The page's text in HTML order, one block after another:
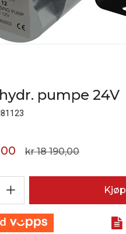
pumpe 24V
kr 18 190,00
Kjøp